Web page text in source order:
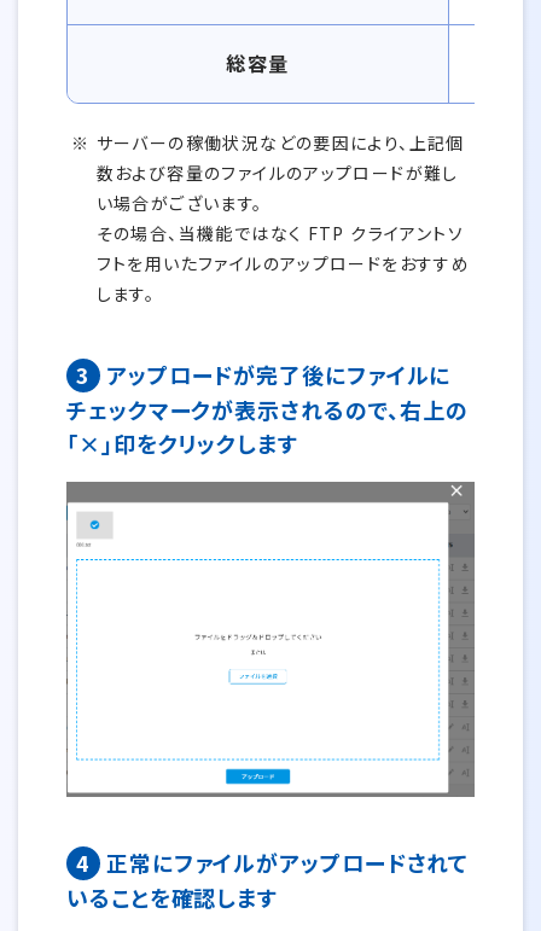
総容量
サーバーの稼働状況などの要因により、上記個
数および容量のファイルのアップロードが難し
い場合がございます。
その場合、当機能ではなく FTP クライアントソ
フトを用いたファイルのアップロードをおすすめ
します。
3
アップロードが完了後にファイルに
チェックマークが表示されるので、右上の
「×」印をクリックします
4 正常にファイルがアップロードされて
いることを確認します